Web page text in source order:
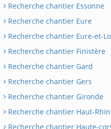
Recherche chantier Essonne
Recherche chantier Eure
Recherche chantier Eure-et-
Recherche chantier Finistère
Recherche chantier Gard
Recherche chantier Gers
Recherche chantier Gironde
Recherche chantier Haut-Rhin
Recherche chantier Haute-